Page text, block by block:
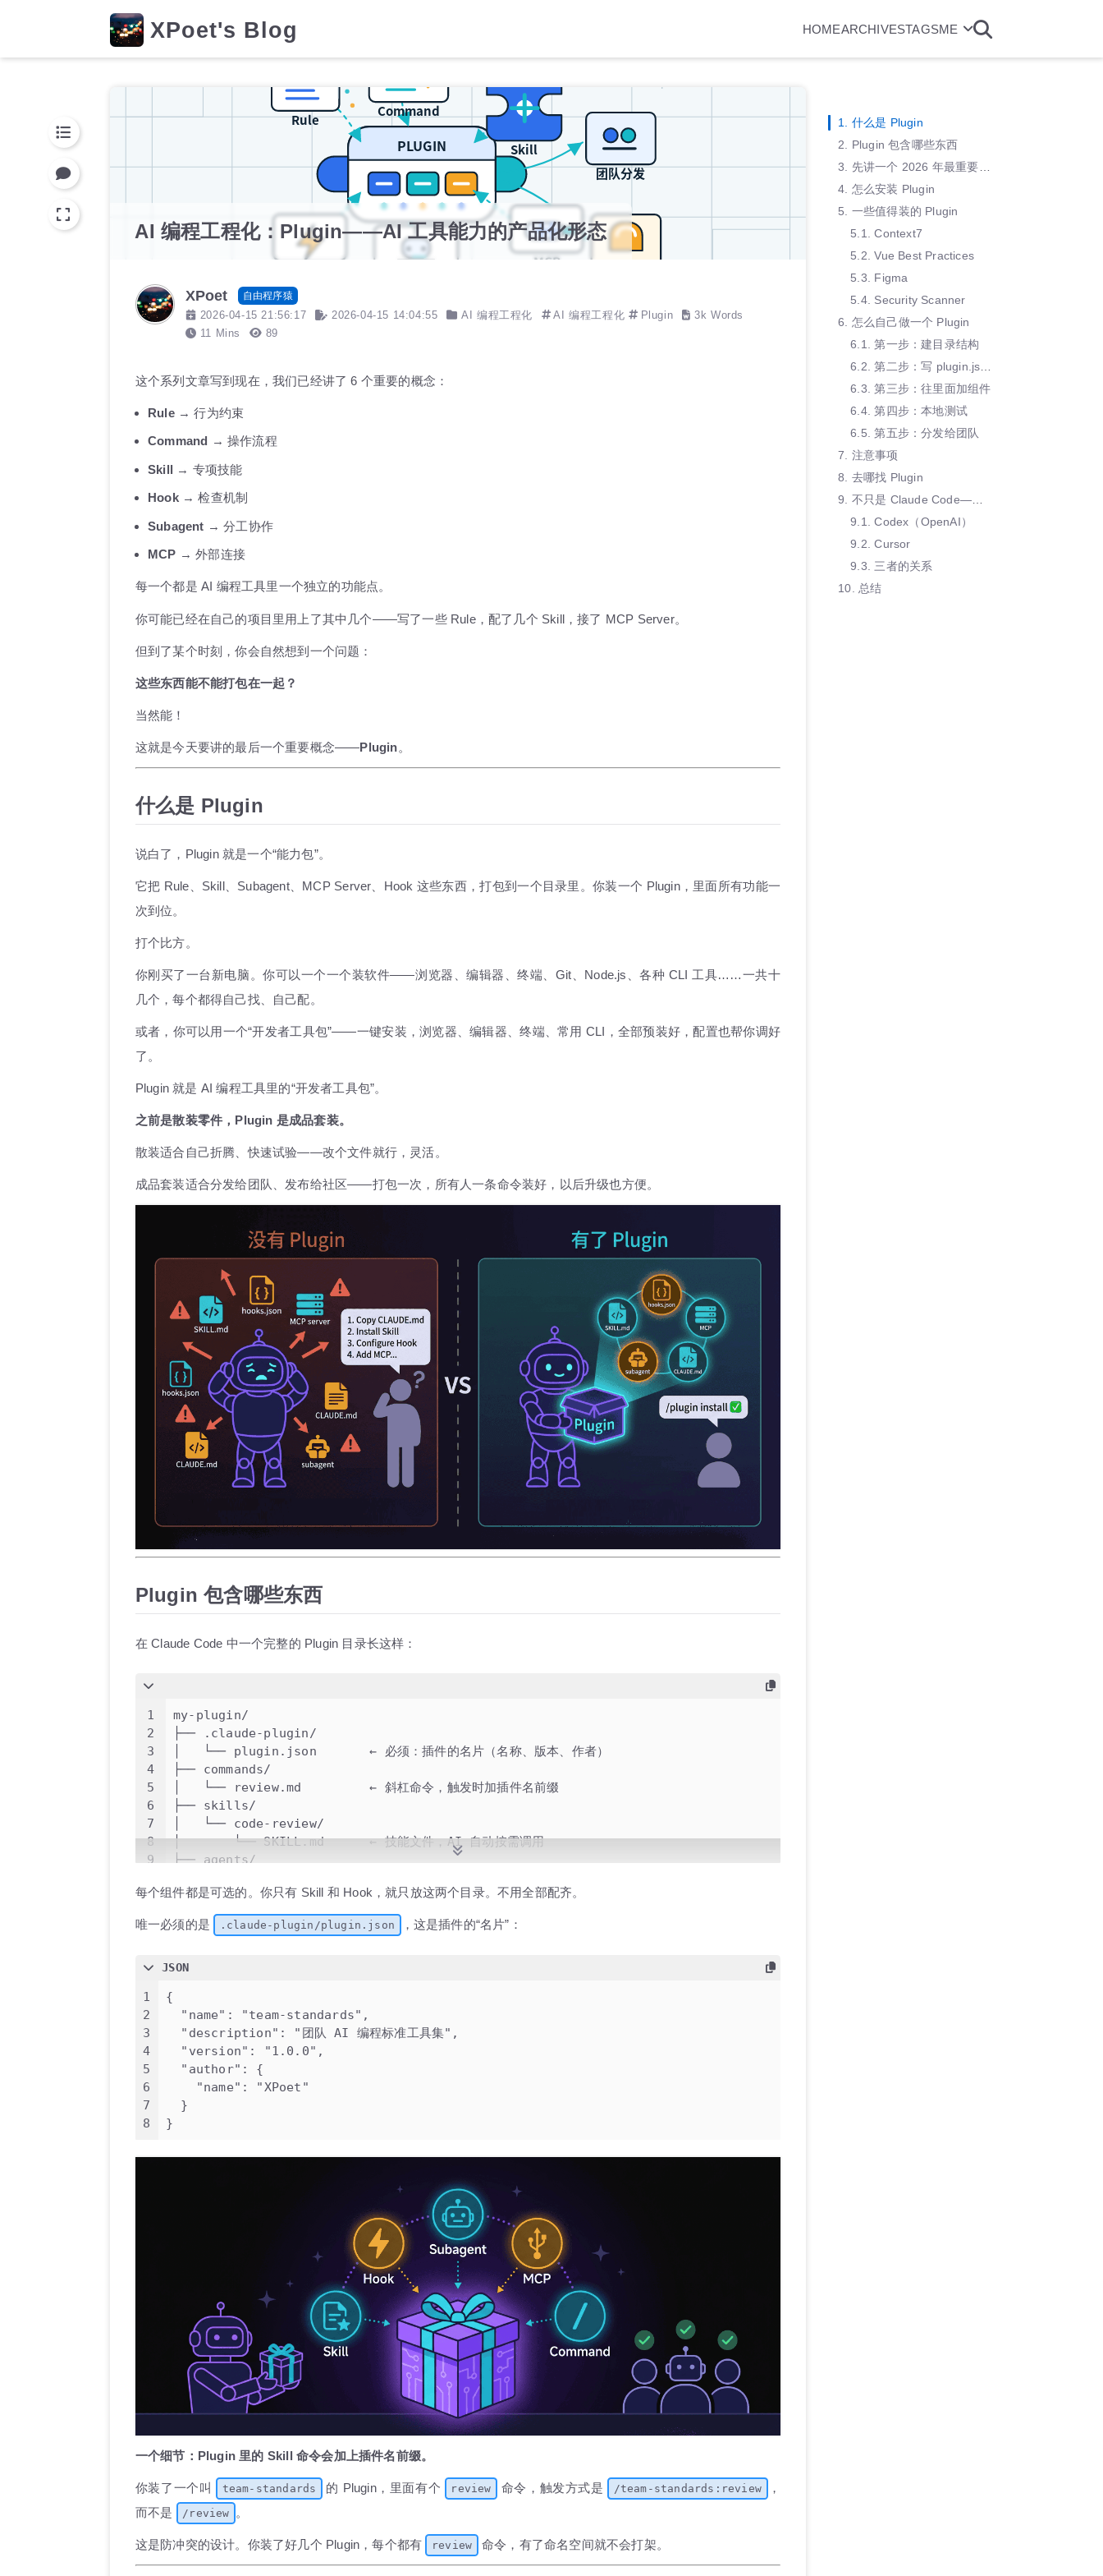
XPoet's Blog HOMEARCHIVESTAGSME
AI 编程工程化：Plugin——AI 工具能力的产品化形态
XPoet 自由程序猿
2026-04-15 21:56:17 2026-04-15 14:04:55 AI 编程工程化 AI 编程工程化 Plugin
3k Words
11 Mins
89
这个系列文章写到现在，我们已经讲了 6 个重要的概念：
Rule→ 行为约束
Command → 操作流程
Skill → 专项技能
Hook→ 检查机制
Subagent → 分工协作
MCP → 外部连接
每一个都是 AI 编程工具里一个独立的功能点。
你可能已经在自己的项目里用上了其中几个——写了一些 Rule，配了几个 Skill，接了 MCP Server。
但到了某个时刻，你会自然想到一个问题：
这些东西能不能打包在一起？
当然能！
这就是今天要讲的最后一个重要概念——Plugin。
什么是 Plugin
说白了，Plugin 就是一个“能力包”。
它把 Rule、Skill、Subagent、MCP Server、Hook 这些东西，打包到一个目录里。你装一个 Plugin，里面所有功能一
次到位。
打个比方。
你刚买了一台新电脑。你可以一个一个装软件——浏览器、编辑器、终端、Git、Node.js、各种 CLI 工具……一共十
几个，每个都得自己找、自己配。
或者，你可以用一个“开发者工具包”——一键安装，浏览器、编辑器、终端、常用 CLI，全部预装好，配置也帮你调好
了。
Plugin 就是 AI 编程工具里的“开发者工具包”。
之前是散装零件，Plugin 是成品套装。
散装适合自己折腾、快速试验——改个文件就行，灵活。
成品套装适合分发给团队、发布给社区——打包一次，所有人一条命令装好，以后升级也方便。
Plugin 包含哪些东西
在 Claude Code 中一个完整的 Plugin 目录长这样：
1
2
3
4
5
6
7
8
9
11
13
my-plugin/
├── .claude-plugin/
│   └── plugin.json       ← 必须：插件的名片（名称、版本、作者）
├── commands/
│   └── review.md         ← 斜杠命令，触发时加插件名前缀
├── skills/
│   └── code-review/
│       └── SKILL.md      ← 技能文件，AI 自动按需调用
├── agents/
├── hooks/
│   └── hooks.json        ← 自动触发的 Hook 配置
└── .mcp.json             ← MCP Server 配置
每个组件都是可选的。你只有 Skill 和 Hook，就只放这两个目录。不用全部配齐。
唯一必须的是 .claude-plugin/plugin.json ，这是插件的“名片”：
JSON
1
2
3
4
5
6
7
8
{
"name" : "team-standards" ,
"description" : "团队 AI 编程标准工具集" ,
"version" : "1.0.0" ,
"author" :
{
"name" :
"XPoet"
}
}
一个细节：Plugin 里的 Skill 命令会加上插件名前缀。
你装了一个叫 team-standards 的 Plugin，里面有个 review 命令，触发方式是 /team-standards:review
，
而不是
/review 。
这是防冲突的设计。你装了好几个 Plugin，每个都有 review 命令，有了命名空间就不会打架。
1. 什么是 Plugin
2. Plugin 包含哪些东西
3. 先讲一个 2026 年最重要的更新
4. 怎么安装 Plugin
5. 一些值得装的 Plugin
5.1. Context7
5.2. Vue Best Practices
5.3. Figma
5.4. Security Scanner
6. 怎么自己做一个 Plugin
6.1. 第一步：建目录结构
6.2. 第二步：写 plugin.json
6.3. 第三步：往里面加组件
6.4. 第四步：本地测试
6.5. 第五步：分发给团队
7. 注意事项
8. 去哪找 Plugin
9. 不只是 Claude Code——Codex 和 Cursor 也有 Plugin
9.1. Codex（OpenAI）
9.2. Cursor
9.3. 三者的关系
10. 总结